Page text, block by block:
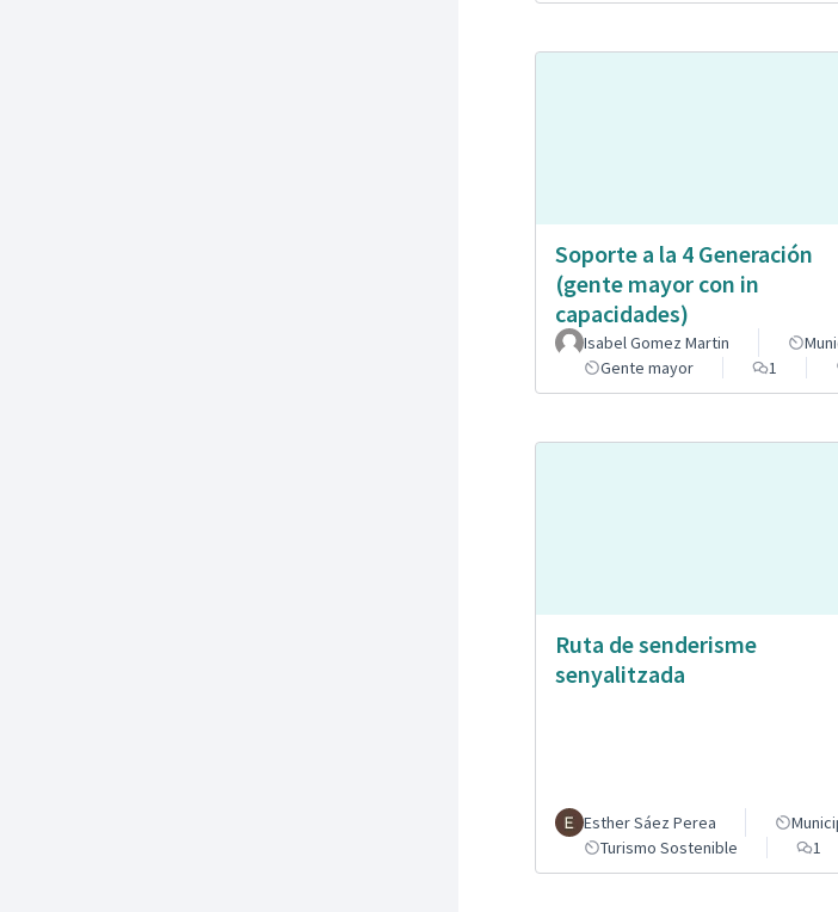
Soporte a la 4 Generación
(gente mayor con in
capacidades)
Isabel Gomez Martin
Gente mayor
1
Ruta de senderisme
senyalitzada
Esther Sáez Perea
Turismo Sostenible
1